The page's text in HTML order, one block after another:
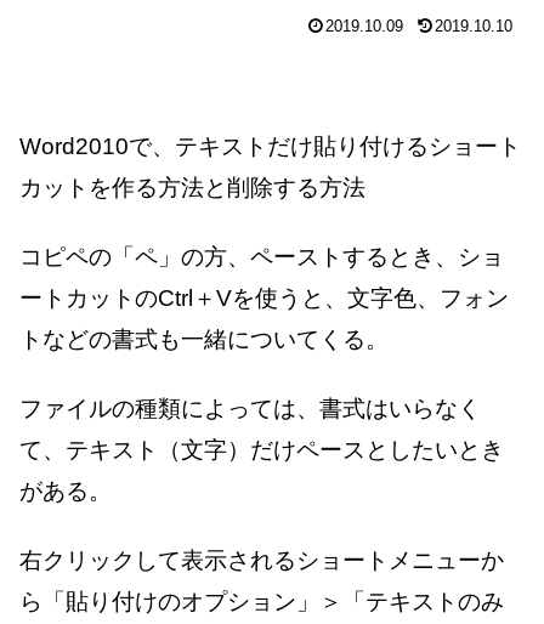
2019.10.09 2019.10.10
Word2010で、テキストだけ貼り付けるショート
カットを作る方法と削除する方法
コピペの「ペ」の方、ペーストするとき、ショ
ートカットのCtrl＋Vを使うと、文字色、フォン
トなどの書式も一緒についてくる。
ファイルの種類によっては、書式はいらなく
て、テキスト（文字）だけペースとしたいとき
がある。
右クリックして表示されるショートメニューか
ら「貼り付けのオプション」＞「テキストのみ